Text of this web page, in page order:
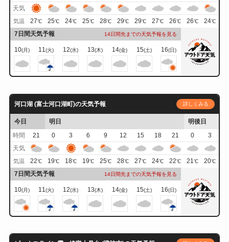
天気
気温 27℃ 25℃ 24℃ 25℃ 28℃ 29℃ 29℃ 27℃ 26℃ 26℃ 24℃
7日間天気予報 14日間先までの天気予報を見る
10(月) 11(火) 12(水) 13(木) 14(金) 15(土) 16(日)
河口湖 (富士河口湖町)の天気予報 詳しくみる
今日 明日
明後日
時間
21 0 3 6 9 12 15 18 21 0
3
天気
気温 22℃ 19℃ 18℃ 19℃ 25℃ 28℃ 27℃ 24℃ 22℃ 21℃ 20℃
7日間天気予報 14日間先までの天気予報を見る
10(月) 11(火) 12(水) 13(木) 14(金) 15(土) 16(日)